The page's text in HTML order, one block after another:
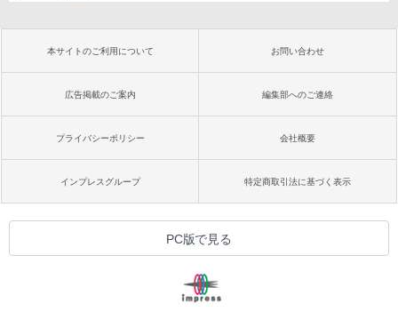
本サイトのご利用について お問い合わせ
広告掲載のご案内 編集部へのご連絡
プライバシーポリシー 会社概要
インプレスグループ 特定商取引法に基づく表示
PC版で見る